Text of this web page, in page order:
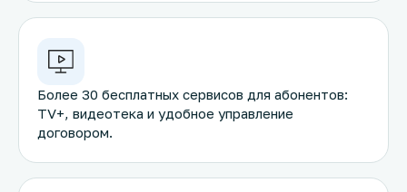
Более 30 бесплатных сервисов для абонентов:
TV+, видеотека и удобное управление
договором.